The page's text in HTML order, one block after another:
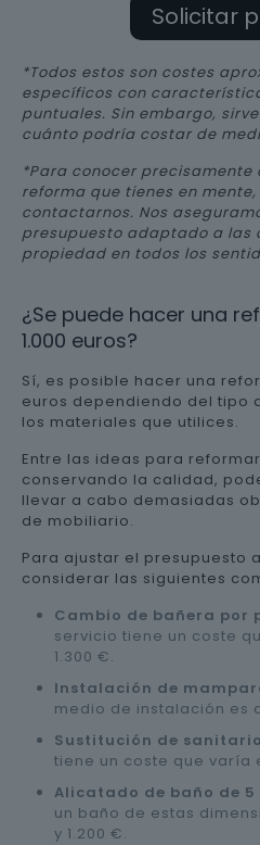
Solicitar
*Todos estos son costes
específicos con
puntuales. Sin embargo,
cuánto podría costar de
*Para conocer
reforma que tienes en
contactarnos. Nos
presupuesto adaptado a
propiedad en todos los
¿Se puede hacer una
1.000 euros?
Sí, es posible hacer una
euros dependiendo del tipo
los materiales que utilices.
Entre las ideas para
conservando la calidad,
llevar a cabo demasiadas
de mobiliario.
Para ajustar el presupuesto
considerar las siguientes
Cambio de bañera por
servicio tiene un coste
1.300 €.
Instalación de
medio de instalación es
Sustitución de
tiene un coste que varía
Alicatado de baño de 5
un baño de estas
y 1.200 €.